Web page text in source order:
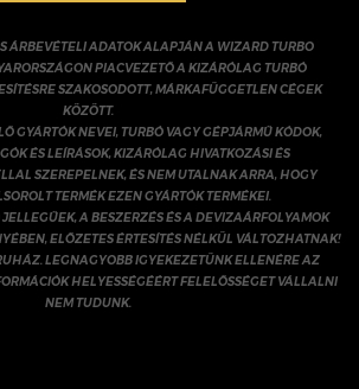
ÁRBEVÉTELI ADATOK ALAPJÁN A WIZARD TURBO
PIACVEZETŐ A KIZÁRÓLAG TURBÓ
SZAKOSODOTT, MÁRKAFÜGGETLEN CÉGEK
KÖZÖTT.
GYÁRTÓK NEVEI, TURBÓ VAGY GÉPJÁRMŰ KÓDOK,
ÉS LEÍRÁSOK, KIZÁRÓLAG HIVATKOZÁSI ÉS
SZEREPELNEK, ÉS NEM UTALNAK ARRA, HOGY
TERMÉK EZEN GYÁRTÓK TERMÉKEI.
A BESZERZÉS ÉS A DEVIZAÁRFOLYAMOK
ELŐZETES ÉRTESÍTÉS NÉLKÜL VÁLTOZHATNAK!
LEGNAGYOBB IGYEKEZETÜNK ELLENÉRE AZ
HELYESSÉGÉÉRT FELELŐSSÉGET VÁLLALNI
NEM TUDUNK.